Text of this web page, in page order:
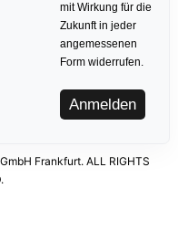
mit Wirkung für die
Zukunft in jeder
angemessenen
Form widerrufen.
Anmelden
Frankfurt. ALL RIGHTS